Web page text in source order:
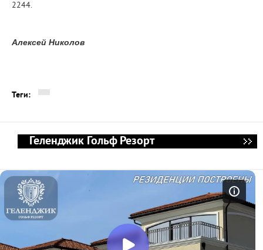
2244.
Алексей Николов
Теги:
Геленджик Гольф Резорт